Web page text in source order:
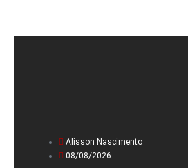
Alisson Nascimento
08/08/2026